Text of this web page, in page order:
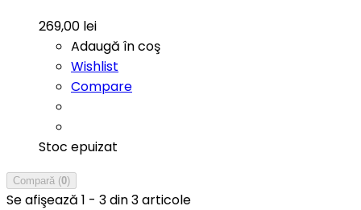
269,00 lei
Adaugă în coş
Wishlist
Compare
Stoc epuizat
Compară (0)
Se afişează 1 - 3 din 3 articole